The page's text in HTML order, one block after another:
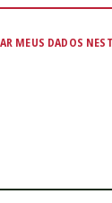
MEUS DADOS